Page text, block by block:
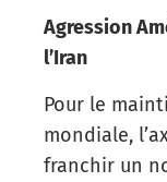
Agression
l’Iran
Pour le
mondiale,
franchir un